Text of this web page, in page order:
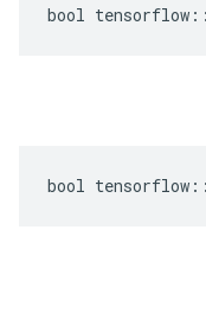
bool
bool